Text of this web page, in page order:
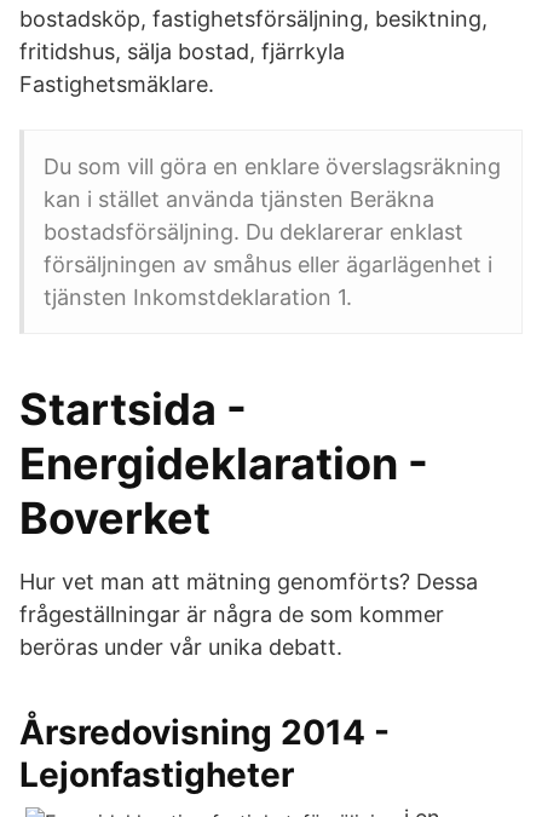
bostadsköp, fastighetsförsäljning, besiktning,
fritidshus, sälja bostad, fjärrkyla
Fastighetsmäklare.
Du som vill göra en enklare överslagsräkning
kan i stället använda tjänsten Beräkna
bostadsförsäljning. Du deklarerar enklast
försäljningen av småhus eller ägarlägenhet i
tjänsten Inkomstdeklaration 1.
Startsida -
Energideklaration -
Boverket
Hur vet man att mätning genomförts? Dessa
frågeställningar är några de som kommer
beröras under vår unika debatt.
Årsredovisning 2014 -
Lejonfastigheter